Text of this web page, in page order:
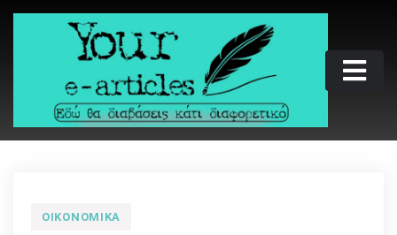
Skip
Your e-articles
Εδώ θα διαβάσεις κάτι διαφορετικό
ΟΙΚΟΝΟΜΙΚΆ